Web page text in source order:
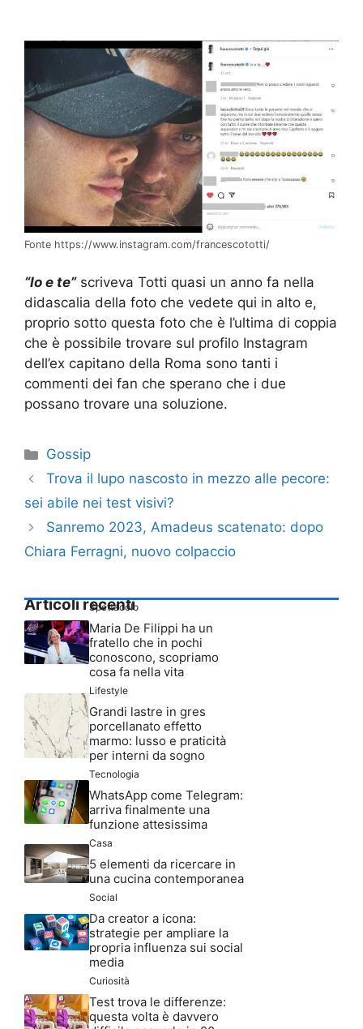
Fonte https://www.instagram.com/francescototti/
“Io e te”scriveva Totti quasi un anno fa nella
didascalia della foto che vedete qui in alto e,
proprio sotto questa foto che è l’ultima di coppia
che è possibile trovare sul profilo Instagram
dell’ex capitano della Roma sono tanti i
commenti dei fan che sperano che i due
possano trovare una soluzione.
Categorie
Gossip
Trova il lupo nascosto in mezzo alle pecore:
sei abile nei test visivi?
Sanremo 2023, Amadeus scatenato: dopo
Chiara Ferragni, nuovo colpaccio
Articoli recenti
Spettacolo
Maria De Filippi ha un
fratello che in pochi
conoscono, scopriamo
cosa fa nella vita
Lifestyle
Grandi lastre in gres
porcellanato effetto
marmo: lusso e praticità
per interni da sogno
Tecnologia
WhatsApp come Telegram:
arriva finalmente una
funzione attesissima
Casa
5 elementi da ricercare in
una cucina contemporanea
Social
Da creator a icona:
strategie per ampliare la
propria influenza sui social
media
Curiosità
Test trova le differenze:
questa volta è davvero